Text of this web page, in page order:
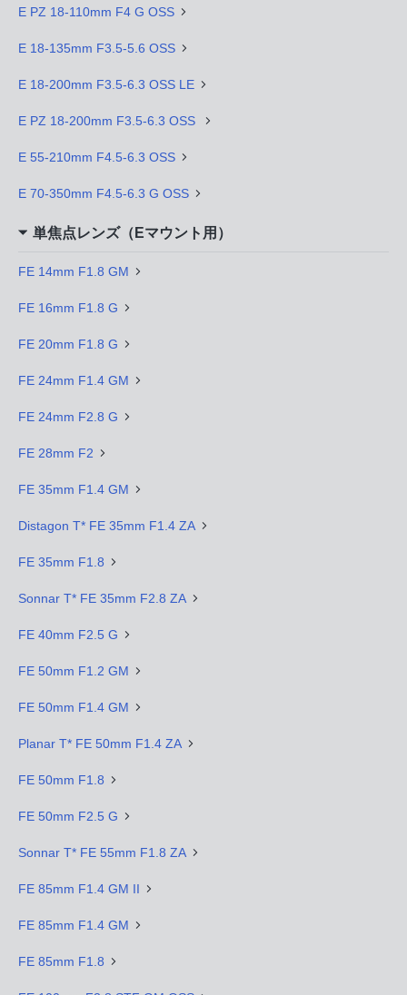
E PZ 18-110mm F4 G OSS
E 18-135mm F3.5-5.6 OSS
E 18-200mm F3.5-6.3 OSS LE
E PZ 18-200mm F3.5-6.3 OSS
E 55-210mm F4.5-6.3 OSS
E 70-350mm F4.5-6.3 G OSS
単焦点レンズ（Eマウント用）
FE 14mm F1.8 GM
FE 16mm F1.8 G
FE 20mm F1.8 G
FE 24mm F1.4 GM
FE 24mm F2.8 G
FE 28mm F2
FE 35mm F1.4 GM
Distagon T* FE 35mm F1.4 ZA
FE 35mm F1.8
Sonnar T* FE 35mm F2.8 ZA
FE 40mm F2.5 G
FE 50mm F1.2 GM
FE 50mm F1.4 GM
Planar T* FE 50mm F1.4 ZA
FE 50mm F1.8
FE 50mm F2.5 G
Sonnar T* FE 55mm F1.8 ZA
FE 85mm F1.4 GM II
FE 85mm F1.4 GM
FE 85mm F1.8